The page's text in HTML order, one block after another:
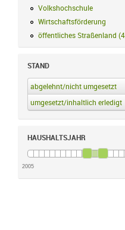
Volkshochschule
Wirtschaftsförderung
öffentliches Straßenland (
STAND
abgelehnt/nicht umgesetzt
umgesetzt/inhaltlich erledigt
HAUSHALTSJAHR
2005